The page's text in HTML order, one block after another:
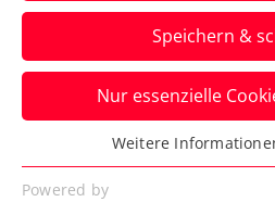
Dominic Thiem startet
Abschiedsvorstellung in
Luciano Darderi aus
Verfasst von: Presseaussendung /
Speichern &
Nur essenzielle
Essenziell
Essenzielle Cookies werden für
Weitere
Powered by